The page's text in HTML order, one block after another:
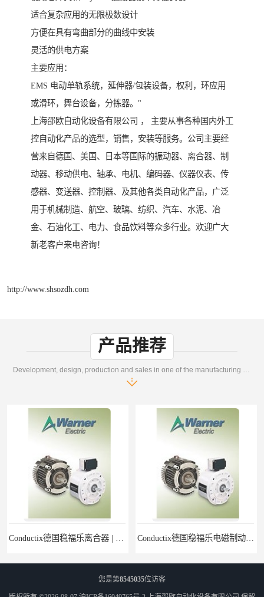
适合复杂应用的无限极数设计
方便在具有弯曲部分的曲线中安装
灵活的供电方案
主要应用：
EMS 电动单轨系统，延伸器/包装设备，权利，环应用
或滑环，舞台设备，分拣器。"
上海邵欧自动化设备有限公司 ， 主要从事各种国内外工
控自动化产品的选型，销售，安装等服务。公司主要经
营来自德国、美国、日本等国际的振动器、离合器、制
动器、移动供电、轴承、电机、编码器、仪器仪表、传
感器、变送器、控制器、及其他各类自动化产品，广泛
用于机械制造、航空、玻璃、纺织、汽车、水泥、冶
金、石油化工、电力、食品饮料等众多行业。欢迎广大
新老客户来电咨询！
http://www.shsozdh.com
产品推荐
您是第8545035位访客